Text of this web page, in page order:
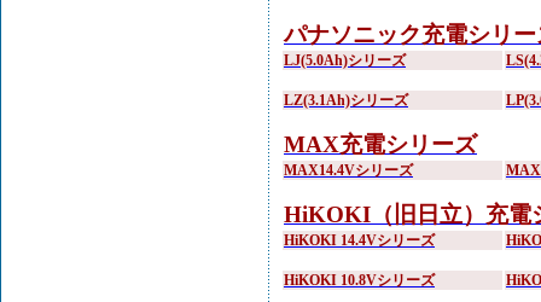
パナソニック充電シリー
LJ(5.0Ah)シリーズ
LZ(3.1Ah)シリーズ
MAX充電シリーズ
MAX14.4Vシリーズ
HiKOKI（旧日立）充電
HiKOKI 14.4Vシリーズ
HiKOKI 10.8Vシリーズ